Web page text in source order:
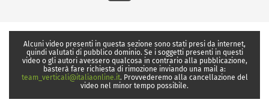
Alcuni video presenti in questa sezione sono stati presi da internet,
quindi valutati di pubblico dominio. Se i soggetti presenti in questi
video o gli autori avessero qualcosa in contrario alla pubblicazione,
basterà fare richiesta di rimozione inviando una mail a:
team_verticali@italiaonline.it. Provvederemo alla cancellazione del
video nel minor tempo possibile.